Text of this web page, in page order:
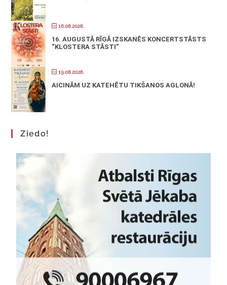
16.08.2026.
16. AUGUSTĀ RĪGĀ IZSKANĒS KONCERTSTĀSTS
“KLOSTERA STĀSTI”
19.08.2026.
AICINĀM UZ KATEHĒTU TIKŠANOS AGLONĀ!
Ziedo!